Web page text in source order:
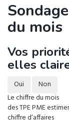
Sondage
du mois
Vos
elles
Oui
Non
Le chiffre du mois
des TPE PME
chiffre d’affaires